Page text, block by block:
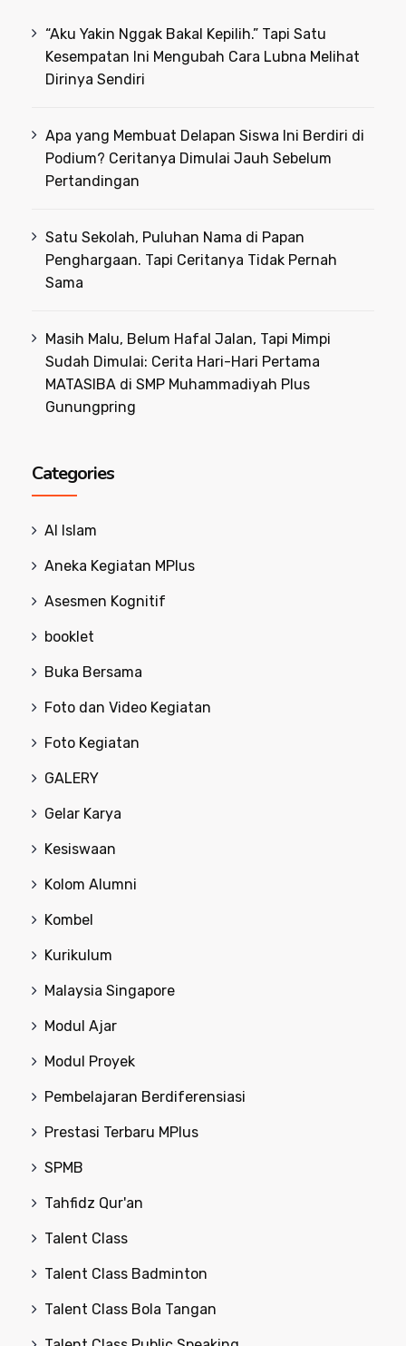
“Aku Yakin Nggak Bakal Kepilih.” Tapi Satu
Kesempatan Ini Mengubah Cara Lubna Melihat
Dirinya Sendiri
Apa yang Membuat Delapan Siswa Ini Berdiri di
Podium? Ceritanya Dimulai Jauh Sebelum
Pertandingan
Satu Sekolah, Puluhan Nama di Papan
Penghargaan. Tapi Ceritanya Tidak Pernah
Sama
Masih Malu, Belum Hafal Jalan, Tapi Mimpi
Sudah Dimulai: Cerita Hari-Hari Pertama
MATASIBA di SMP Muhammadiyah Plus
Gunungpring
Categories
Al Islam
Aneka Kegiatan MPlus
Asesmen Kognitif
booklet
Buka Bersama
Foto dan Video Kegiatan
Foto Kegiatan
GALERY
Gelar Karya
Kesiswaan
Kolom Alumni
Kombel
Kurikulum
Malaysia Singapore
Modul Ajar
Modul Proyek
Pembelajaran Berdiferensiasi
Prestasi Terbaru MPlus
SPMB
Tahfidz Qur'an
Talent Class
Talent Class Badminton
Talent Class Bola Tangan